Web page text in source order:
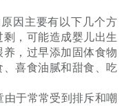
因主要有以下几个方
，可能造成婴儿出生
，过早添加固体食物
喜食油腻和甜食、吃
于常常受到排斥和嘲